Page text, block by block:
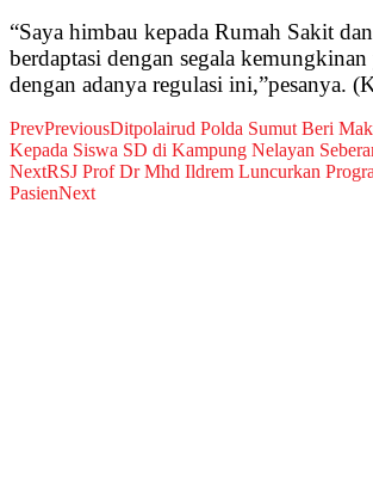
“Saya himbau kepada Rumah Sakit
berdaptasi dengan segala
dengan adanya regulasi ini,”pesanya.
PrevPreviousDitpolairud Polda Sumut Beri
Kepada Siswa SD di Kampung Nelayan
NextRSJ Prof Dr Mhd Ildrem Luncurkan
PasienNext